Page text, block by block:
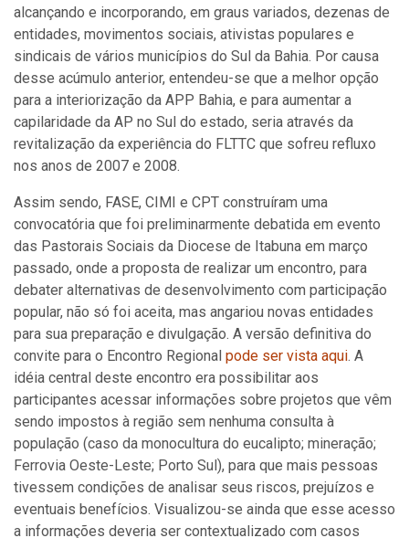
alcançando e incorporando, em graus variados, dezenas de
entidades, movimentos sociais, ativistas populares e
sindicais de vários municípios do Sul da Bahia. Por causa
desse acúmulo anterior, entendeu-se que a melhor opção
para a interiorização da APP Bahia, e para aumentar a
capilaridade da AP no Sul do estado, seria através da
revitalização da experiência do FLTTC que sofreu refluxo
nos anos de 2007 e 2008.
Assim sendo, FASE, CIMI e CPT construíram uma
convocatória que foi preliminarmente debatida em evento
das Pastorais Sociais da Diocese de Itabuna em março
passado, onde a proposta de realizar um encontro, para
debater alternativas de desenvolvimento com participação
popular, não só foi aceita, mas angariou novas entidades
para sua preparação e divulgação. A versão definitiva do
convite para o Encontro Regional pode ser vista aqui. A
idéia central deste encontro era possibilitar aos
participantes acessar informações sobre projetos que vêm
sendo impostos à região sem nenhuma consulta à
população (caso da monocultura do eucalipto; mineração;
Ferrovia Oeste-Leste; Porto Sul), para que mais pessoas
tivessem condições de analisar seus riscos, prejuízos e
eventuais benefícios. Visualizou-se ainda que esse acesso
a informações deveria ser contextualizado com casos